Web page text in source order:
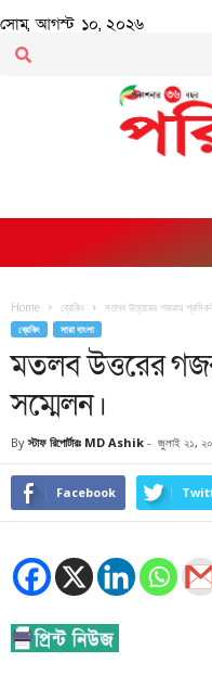
সোম, আগস্ট ১০, ২০২৬
Home ব্রেকিং মতলব উত্তরের গজরায়
ব্রেকিং সারা বাংলা
মতলব উত্তরের
সম্মেলন।
By স্টাফ রিপোর্টারঃ MD Ashik - জুলাই ২১,
Facebook